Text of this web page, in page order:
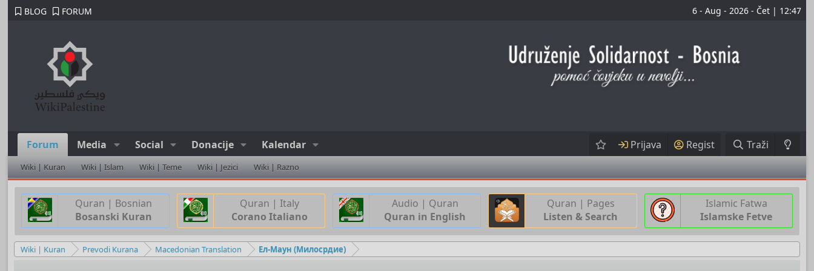
BLOG FORUM 6 - Aug - 2026 - Čet | 12:47
Forum Media Social Donacije Kalendar Prijava Regist Traži
Wiki | Kuran Wiki | Islam Wiki | Teme Wiki | Jezici Wiki | Razno
Quran | Bosnian
Bosanski Kuran
Quran | Italy
Corano Italiano
Audio | Quran
Quran in English
Quran | Pages
Listen & Search
Islamic Fatwa
Islamske Fetve
Wiki | Kuran Prevodi Kurana Macedonian Translation Ел-Маун (Милосрдие)